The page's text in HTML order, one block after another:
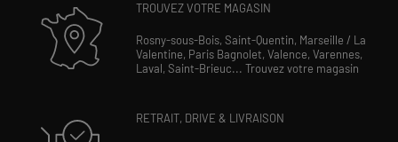
TROUVEZ VOTRE MAGASIN
Rosny-sous-Bois, Saint-Quentin, Marseille / La
Valentine, Paris Bagnolet, Valence, Varennes,
Laval, Saint-Brieuc... Trouvez votre magasin
RETRAIT, DRIVE & LIVRAISON